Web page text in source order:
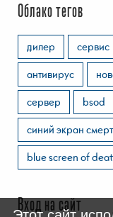
Облако тегов
дилер сервис
антивирус
сервер
bsod
синий экран
blue screen of
Вход на сайт